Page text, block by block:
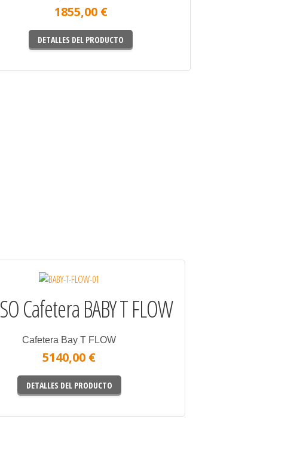
1855,00 €
DETALLES DEL PRODUCTO
Cafetera BABY T FLOW
Cafetera Bay T FLOW
5140,00 €
DETALLES DEL PRODUCTO